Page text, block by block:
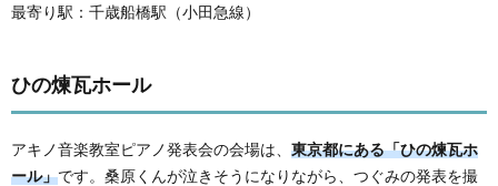
最寄り駅：千歳船橋駅（小田急線）
ひの煉瓦ホール
アキノ音楽教室ピアノ発表会の会場は、 東京都にある「ひの煉瓦ホ
ール」です。桑原くんが泣きそうになりながら、つぐみの発表を撮